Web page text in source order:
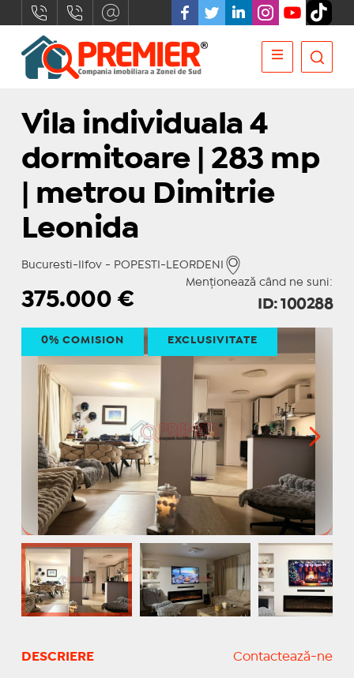
Vila individuala 4
dormitoare | 283 mp
| metrou Dimitrie
Leonida
Bucuresti-Ilfov - POPESTI-LEORDENI
Menționează când ne suni:
375.000 € ID: 100288
0% COMISION EXCLUSIVITATE
DESCRIERE Contactează-ne